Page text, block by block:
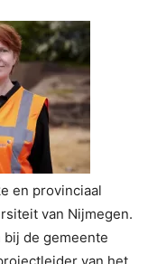
en provinciaal
van Nijmegen.
bij de gemeente